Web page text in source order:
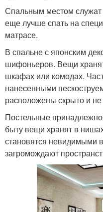
Спальным местом
еще лучше спать на
матрасе.
В спальне с японским
шифоньеров. Вещи
шкафах или комодах.
нанесенными
расположены скрыто и не
Постельные
быту вещи хранят в
становятся невидимыми
загромождают